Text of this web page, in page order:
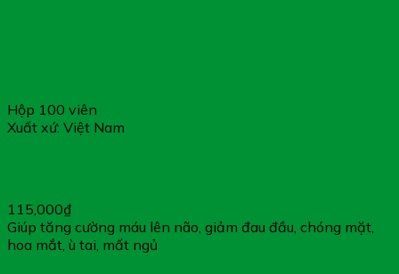
Hộp 100 viên
Xuất xứ: Việt Nam
115,000₫
Giúp tăng cường máu lên não, giảm đau đầu, chóng mặt,
hoa mắt, ù tai, mất ngủ